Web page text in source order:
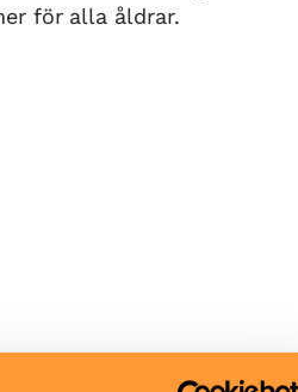
för alla åldrar.
i olika